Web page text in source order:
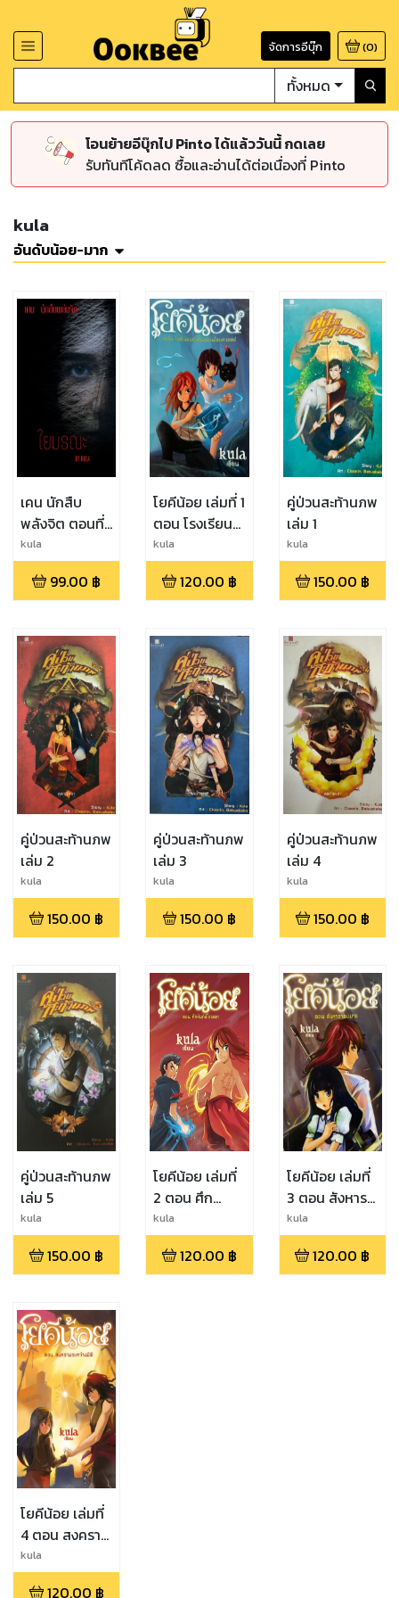
จัดการอีบุ๊ก (0)
ทั้งหมด
โอนย้ายอีบุ๊กไป Pinto ได้แล้ววันนี้ กดเลย
รับทันทีโค้ดลด ซื้อและอ่านได้ต่อเนื่องที่ Pinto
kula
อันดับน้อย-มาก
เคน นักสืบ
พลังจิต ตอนที่ 1
ใยมรณะ
kula
99.00 ฿
โยคีน้อย เล่มที่ 1
ตอน โรงเรียน
ไสยศาสตร์
kula
120.00 ฿
คู่ป่วนสะท้านภพ
เล่ม 1
kula
150.00 ฿
คู่ป่วนสะท้านภพ
เล่ม 2
kula
150.00 ฿
คู่ป่วนสะท้านภพ
เล่ม 3
kula
150.00 ฿
คู่ป่วนสะท้านภพ
เล่ม 4
kula
150.00 ฿
คู่ป่วนสะท้านภพ
เล่ม 5
kula
150.00 ฿
โยคีน้อย เล่มที่
2 ตอน ศึก
คัมภีร์ไตรเพท
kula
120.00 ฿
โยคีน้อย เล่มที่
3 ตอน สังหาร
จอมมาร
kula
120.00 ฿
โยคีน้อย เล่มที่
4 ตอน สงคราม
ระหว่างมิติ
kula
120.00 ฿